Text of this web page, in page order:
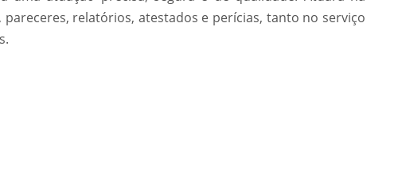
relatórios, atestados e perícias, tanto no serviço